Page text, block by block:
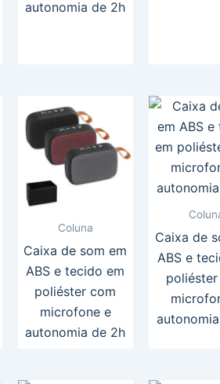
autonomia de 2h
Coluna
Caixa de som em
ABS e tecido em
poliéster com
microfone e
autonomia de 2h
Caixa de
ABS e